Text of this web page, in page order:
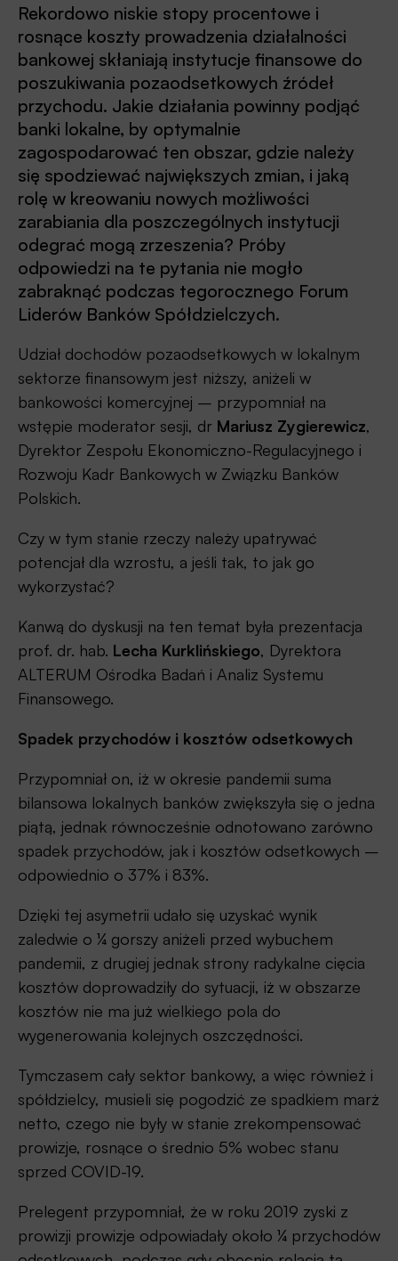
Rekordowo niskie stopy procentowe i
rosnące koszty prowadzenia działalności
bankowej skłaniają instytucje finansowe do
poszukiwania pozaodsetkowych źródeł
przychodu. Jakie działania powinny podjąć
banki lokalne, by optymalnie
zagospodarować ten obszar, gdzie należy
się spodziewać największych zmian, i jaką
rolę w kreowaniu nowych możliwości
zarabiania dla poszczególnych instytucji
odegrać mogą zrzeszenia? Próby
odpowiedzi na te pytania nie mogło
zabraknąć podczas tegorocznego Forum
Liderów Banków Spółdzielczych.
Udział dochodów pozaodsetkowych w lokalnym
sektorze finansowym jest niższy, aniżeli w
bankowości komercyjnej – przypomniał na
wstępie moderator sesji, dr Mariusz Zygierewicz,
Dyrektor Zespołu Ekonomiczno-Regulacyjnego i
Rozwoju Kadr Bankowych w Związku Banków
Polskich.
Czy w tym stanie rzeczy należy upatrywać
potencjał dla wzrostu, a jeśli tak, to jak go
wykorzystać?
Kanwą do dyskusji na ten temat była prezentacja
prof. dr. hab. Lecha Kurklińskiego, Dyrektora
ALTERUM Ośrodka Badań i Analiz Systemu
Finansowego.
Spadek przychodów i kosztów odsetkowych
Przypomniał on, iż w okresie pandemii suma
bilansowa lokalnych banków zwiększyła się o jedna
piątą, jednak równocześnie odnotowano zarówno
spadek przychodów, jak i kosztów odsetkowych –
odpowiednio o 37% i 83%.
Dzięki tej asymetrii udało się uzyskać wynik
zaledwie o ¼ gorszy aniżeli przed wybuchem
pandemii, z drugiej jednak strony radykalne cięcia
kosztów doprowadziły do sytuacji, iż w obszarze
kosztów nie ma już wielkiego pola do
wygenerowania kolejnych oszczędności.
Tymczasem cały sektor bankowy, a więc również i
spółdzielcy, musieli się pogodzić ze spadkiem marż
netto, czego nie były w stanie zrekompensować
prowizje, rosnące o średnio 5% wobec stanu
sprzed COVID-19.
Prelegent przypomniał, że w roku 2019 zyski z
prowizji prowizje odpowiadały około ¼ przychodów